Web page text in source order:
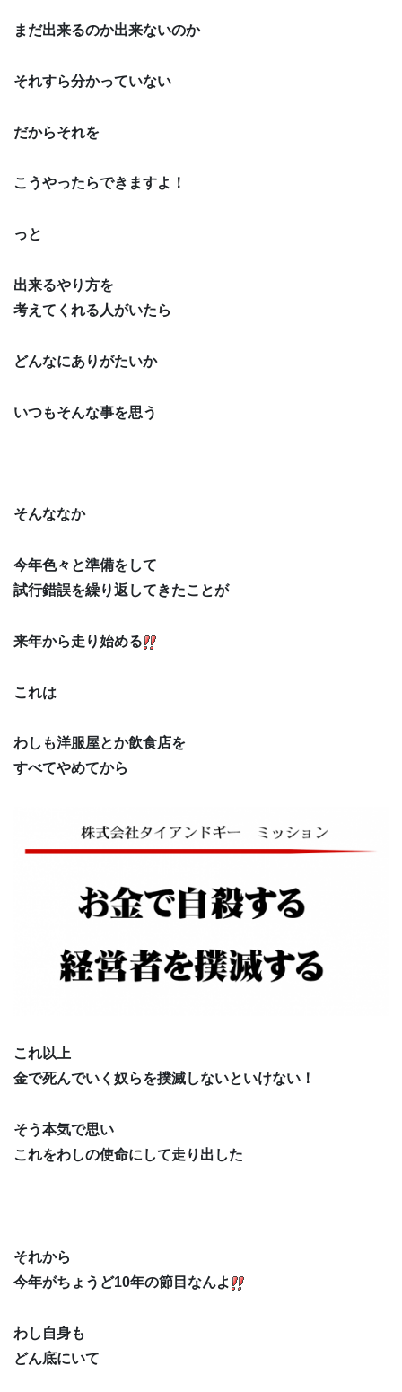
まだ出来るのか出来ないのか
それすら分かっていない
だからそれを
こうやったらできますよ！
っと
出来るやり方を
考えてくれる人がいたら
どんなにありがたいか
いつもそんな事を思う
そんななか
今年色々と準備をして
試行錯誤を繰り返してきたことが
来年から走り始める
これは
わしも洋服屋とか飲食店を
すべてやめてから
これ以上
金で死んでいく奴らを撲滅しないといけない！
そう本気で思い
これをわしの使命にして走り出した
それから
今年がちょうど10年の節目なんよ
わし自身も
どん底にいて